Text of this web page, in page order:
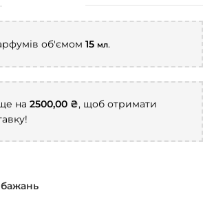
об'ємом 15 мл.
на 2500,00 ₴, щоб отримати